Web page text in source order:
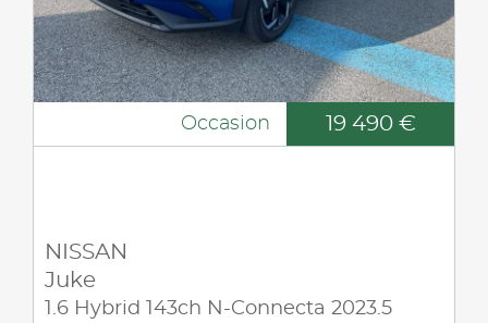
Occasion 19 490 €
NISSAN
Juke
1.6 Hybrid 143ch N-Connecta 2023.5